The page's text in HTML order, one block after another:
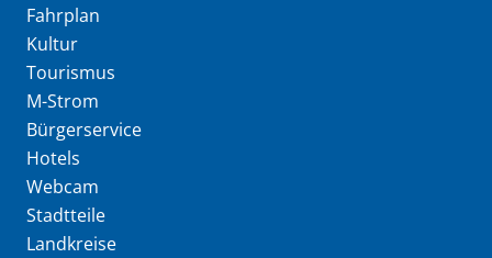
Fahrplan
Kultur
Tourismus
M-Strom
Bürgerservice
Hotels
Webcam
Stadtteile
Landkreise